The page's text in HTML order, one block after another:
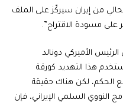
الحالي من إيران سيركّز على الملف
على مسودة الاقتراح”.
الأميركي دونالد
هذا التهديد كورقة
الحكم، لكن هناك حقيقة
النووي السلمي الإيراني، فإن